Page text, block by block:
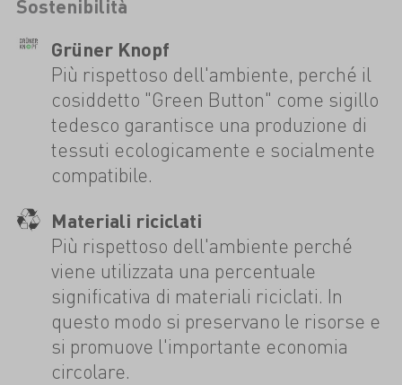
Sostenibilità
Grüner Knopf
Più rispettoso dell'ambiente, perché il
cosiddetto "Green Button" come sigillo
tedesco garantisce una produzione di
tessuti ecologicamente e socialmente
compatibile.
Materiali riciclati
Più rispettoso dell'ambiente perché
viene utilizzata una percentuale
significativa di materiali riciclati. In
questo modo si preservano le risorse e
si promuove l'importante economia
circolare.